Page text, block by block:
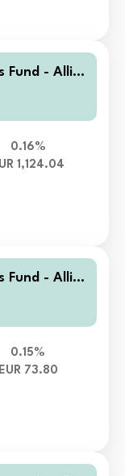
Fund - Allia
Bond W
0.16%
1,124.04
Fund - Allia
Bond A
0.15%
EUR 73.80